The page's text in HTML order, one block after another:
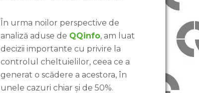
În urma noilor perspective de
analiză aduse de QQinfo, am luat
decizii importante cu privire la
controlul cheltuielilor, ceea ce a
generat o scădere a acestora, în
unele cazuri chiar și de 50%.